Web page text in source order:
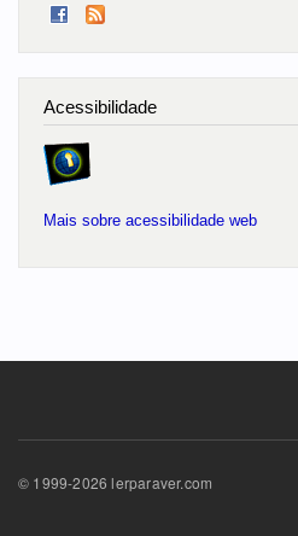
Acessibilidade
Mais sobre acessibilidade web
© 1999-2026 lerparaver.com